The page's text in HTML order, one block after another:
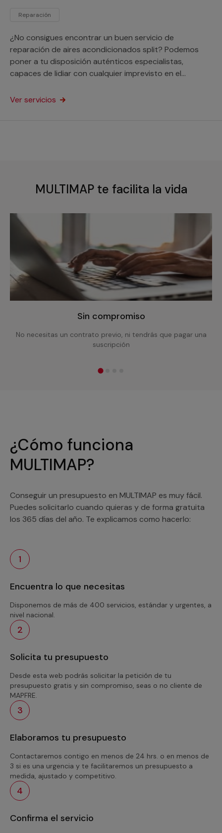
Reparación
¿No consigues encontrar un buen servicio de
reparación de aires acondicionados split? Podemos
poner a tu disposición auténticos especialistas,
capaces de lidiar con cualquier imprevisto en el
domésticos como para un negocio.
Ver servicios
MULTIMAP te facilita la vida
Sin compromiso
No necesitas un contrato previo, ni tendrás que pagar una
suscripción
¿Cómo funciona
MULTIMAP?
Conseguir un presupuesto en MULTIMAP es muy fácil.
Puedes solicitarlo cuando quieras y de forma gratuita
los 365 días del año. Te explicamos como hacerlo:
1
Encuentra lo que necesitas
Disponemos de más de 400 servicios, estándar y urgentes, a
nivel nacional.
2
Solicita tu presupuesto
Desde esta web podrás solicitar la petición de tu
presupuesto gratis y sin compromiso, seas o no cliente de
MAPFRE.
3
Elaboramos tu presupuesto
Contactaremos contigo en menos de 24 hrs. o en menos de
3 si es una urgencia y te facilitaremos un presupuesto a
medida, ajustado y competitivo.
4
Confirma el servicio